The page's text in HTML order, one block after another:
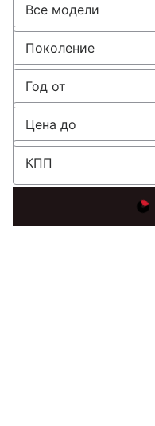
Все модели
Поколение
Год от
Цена до
КПП